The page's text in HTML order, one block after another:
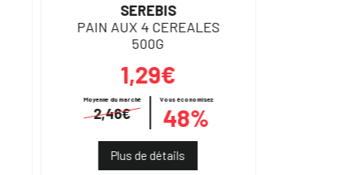
SEREBIS
PAIN AUX 4 CEREALES
500G
1,29€
Moyenne du marché
2,46€
Vous économisez
48%
Plus de détails